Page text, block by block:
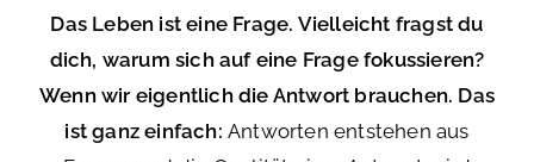
Das Leben ist eine Frage. Vielleicht fragst du
dich, warum sich auf eine Frage fokussieren?
Wenn wir eigentlich die Antwort brauchen. Das
ist ganz einfach: Antworten entstehen aus